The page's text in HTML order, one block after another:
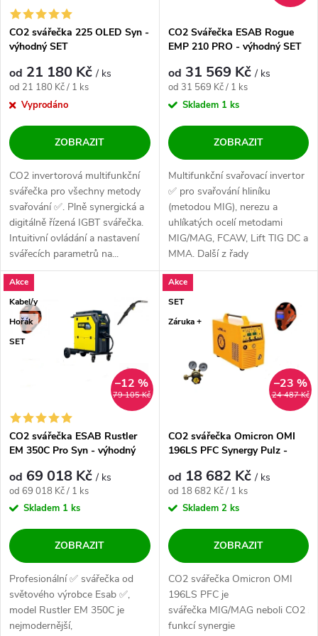
CO2 svářečka 225 OLED Syn -
výhodný SET
od 21 180 Kč/ ks
Měrná cena:
od 21 180 Kč / 1 ks
Vyprodáno
ZOBRAZIT
CO2 invertorová multifunkční
svářečka pro všechny metody
svařování ✅. Plně synergická a
digitálně řízená IGBT svářečka.
Intuitivní ovládání a nastavení
svářecích parametrů na...
CO2 Svářečka ESAB Rogue
EMP 210 PRO - výhodný SET
od 31 569 Kč/ ks
Měrná cena:
od 31 569 Kč / 1 ks
Skladem 1 ks
ZOBRAZIT
Multifunkční svařovací invertor
✅ pro svařování hliníku
(metodou MIG), nerezu a
uhlíkatých ocelí metodami
MIG/MAG, FCAW, Lift TIG DC a
MMA. Další z řady
profesionálních strojů...
Akce
Kabel/y
Hořák
SET
79 105 Kč
–12 %
CO2 svářečka ESAB Rustler
EM 350C Pro Syn - výhodný
od 69 018 Kč/ ks
Měrná cena:
od 69 018 Kč / 1 ks
Skladem 1 ks
ZOBRAZIT
Profesionální ✅ svářečka od
světového výrobce Esab ✅,
model Rustler EM 350C je
nejmodernější,
Akce
SET
Záruka +
24 487 Kč
–23 %
CO2 svářečka Omicron OMI
196LS PFC Synergy Pulz -
od 18 682 Kč/ ks
Měrná cena:
od 18 682 Kč / 1 ks
Skladem 2 ks
ZOBRAZIT
CO2 svářečka Omicron OMI
196LS PFC je
svářečka MIG/MAG neboli CO2 s
funkcí synergie